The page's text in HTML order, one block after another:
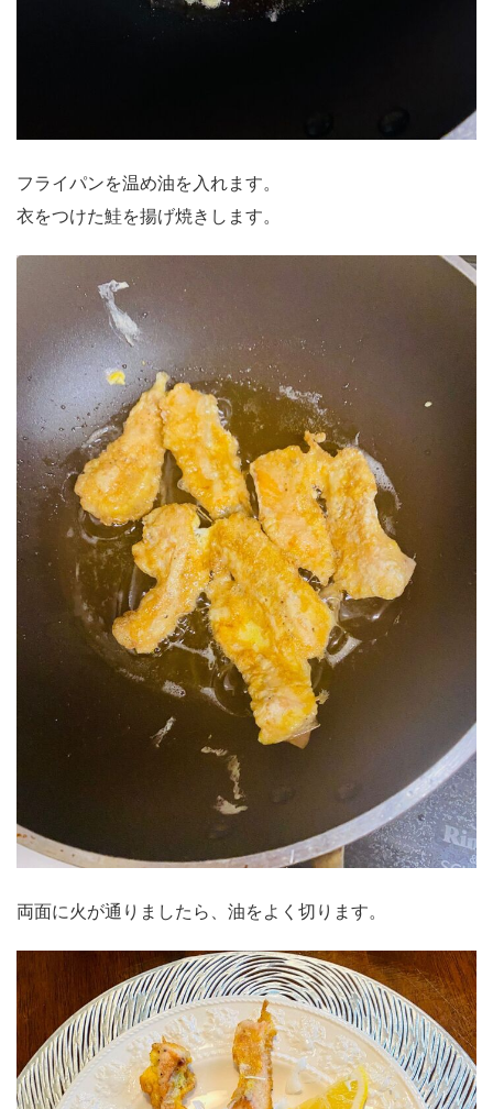
フライパンを温め油を入れます。
衣をつけた鮭を揚げ焼きします。
両面に火が通りましたら、油をよく切ります。